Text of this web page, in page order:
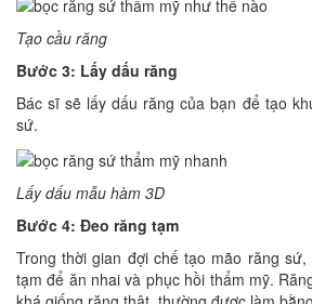
Tạo cầu răng
Bước 3: Lấy dấu răng
Bác sĩ sẽ lấy dấu răng của bạn để tạo
sứ.
Lấy dấu mẫu hàm 3D
Bước 4: Đeo răng tạm
Trong thời gian đợi chế tạo mão răng
tạm để ăn nhai và phục hồi thẩm mỹ.